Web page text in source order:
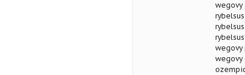
wegovy
wegovy
wegovy